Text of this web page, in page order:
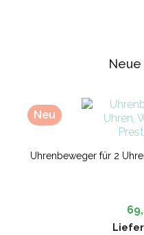
Uhrenbeweger für 2
Neu